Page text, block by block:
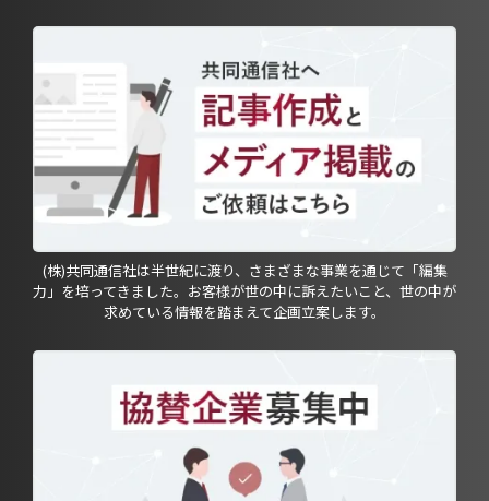
(株)共同通信社は半世紀に渡り、さまざまな事業を通じて「編集
力」を培ってきました。お客様が世の中に訴えたいこと、世の中が
求めている情報を踏まえて企画立案します。